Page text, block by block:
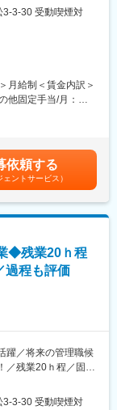
して携わり、達成
、リフォーム事業
ームなど住まいに
取再販営業をお任
改修をして、きれ
介もあり◎ほかに
頼の案件が多いで
携しながら物件の
3-3-30 受動喫煙対
月給制＜賃金内訳＞
他固定手当/月：
た場合は、超過分の
月・12月）■昇給：
：あり賃金はあく
る可能性がありま
依頼する
ェントサービス）
◆残業20ｈ程
過程も評価
躍／将来の管理職候
／残業20ｈ程／固定
3-3-30 受動喫煙対